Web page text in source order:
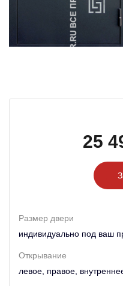
25
Размер двери
индивидуально под ваш
Открывание
левое, правое,